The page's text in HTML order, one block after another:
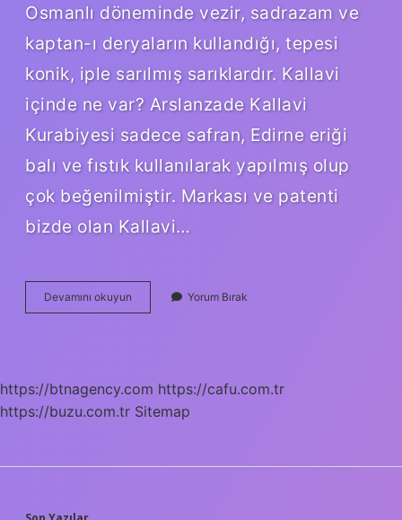
Osmanlı döneminde vezir, sadrazam ve
kaptan-ı deryaların kullandığı, tepesi
konik, iple sarılmış sarıklardır. Kallavi
içinde ne var? Arslanzade Kallavi
Kurabiyesi sadece safran, Edirne eriği
balı ve fıstık kullanılarak yapılmış olup
çok beğenilmiştir. Markası ve patenti
bizde olan Kallavi…
Devamını okuyun
Bir
Yorum Bırak
https://btnagency.com https://cafu.com.tr
https://buzu.com.tr Sitemap